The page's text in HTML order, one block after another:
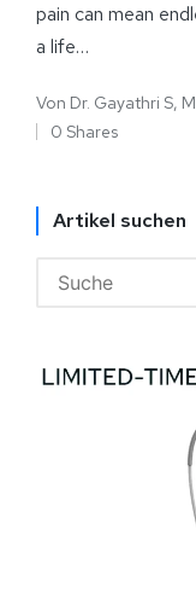
pain can mean
a life…
Von Dr. Gayathri S,
0 Shares
Artikel suchen